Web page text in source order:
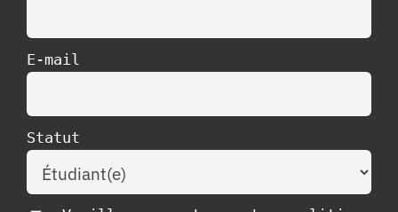
E-mail
Statut